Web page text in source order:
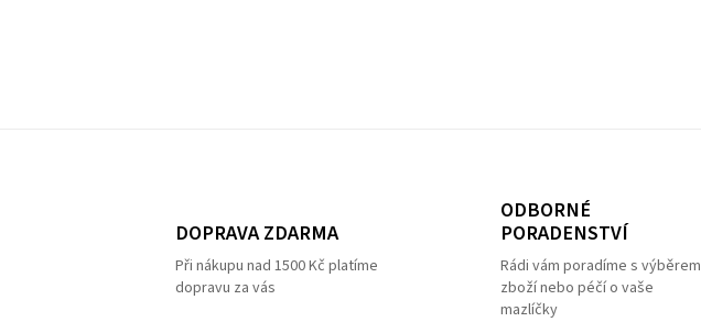
DOPRAVA ZDARMA
Při nákupu nad 1500 Kč platíme
dopravu za vás
ODBORNÉ
PORADENSTVÍ
Rádi vám poradíme s výběrem
zboží nebo péčí o vaše
mazlíčky